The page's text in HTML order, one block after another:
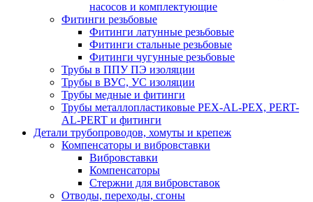
насосов и комплектующие
Фитинги резьбовые
Фитинги латунные резьбовые
Фитинги стальные резьбовые
Фитинги чугунные резьбовые
Трубы в ППУ ПЭ изоляции
Трубы в ВУС, УС изоляции
Трубы медные и фитинги
Трубы металлопластиковые PEX-AL-PEX, PERT-
AL-PERT и фитинги
Детали трубопроводов, хомуты и крепеж
Компенсаторы и вибровставки
Вибровставки
Компенсаторы
Стержни для вибровставок
Отводы, переходы, сгоны